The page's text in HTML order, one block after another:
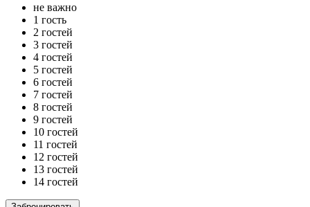
не важно
1 гость
2 гостей
3 гостей
4 гостей
5 гостей
6 гостей
7 гостей
8 гостей
9 гостей
10 гостей
11 гостей
12 гостей
13 гостей
14 гостей